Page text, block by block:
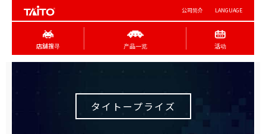
公司简介 LANGUAGE
店舖搜寻 产品一览 活动
タイトープライズ